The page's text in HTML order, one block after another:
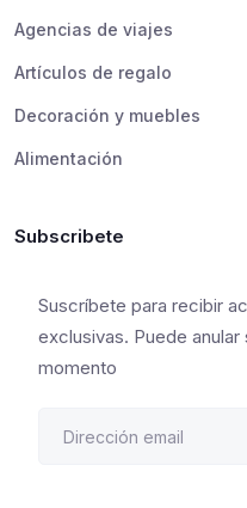
Agencias de viajes
Artículos de regalo
Decoración y muebles
Alimentación
Subscribete
Suscríbete para recibir
exclusivas. Puede
momento